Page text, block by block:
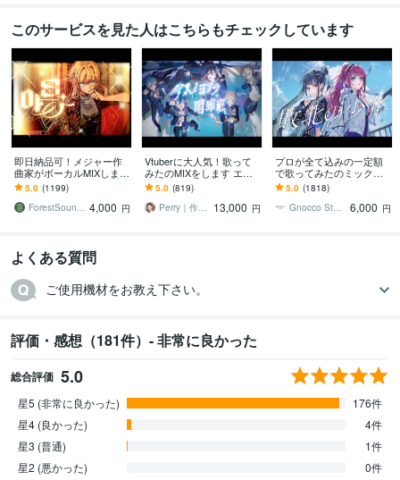
このサービスを見た人はこちらもチェックしています
即日納品可！メジャー作
曲家がボーカルMIXします
1音ずつ手作業で正確、丁
寧なピッチ・リズム修正&
MIX
5.0 (1199)
ForestSounds 4,000 円
Vtuberに大人気！歌って
みたのMIXをします エフ
ェクト・アレンジ自由自
在！初めての方でも丁寧
にサポート！
5.0 (819)
Perry｜作編曲・MIX
13,000 円
プロが全て込みの一定額
で歌ってみたのミックス
します ピッチ＆リズム補
正、ハモリ生成、マスタ
リングまで含みます！
5.0 (1818)
Gnocco Studio
6,000 円
よくある質問
ご使用機材をお教え下さい。
評価・感想（181件）- 非常に良かった
総合評価 5.0
星5 (非常に良かった)
176件
星4 (良かった)
4件
星3 (普通)
1件
星2 (悪かった)
0件